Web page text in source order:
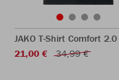
JAKO T-Shirt Comfort 2.0
21,00 €
34,99 €